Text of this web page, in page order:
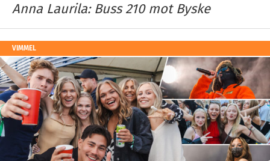
Anna Laurila: Buss 210 mot Byske
VIMMEL